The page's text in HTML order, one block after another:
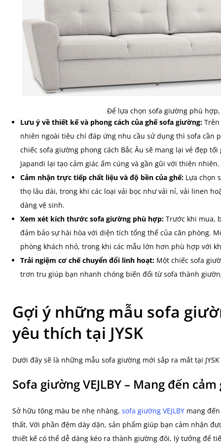
Để lựa chọn sofa giường phù
Lưu ý về thiết kế và phong cách của ghế sofa giường:
nhiên ngoài tiêu chí đáp ứng nhu cầu sử dụng thì sofa cần
chiếc sofa giường phong cách Bắc Âu sẽ mang lại vẻ đẹp
Japandi lại tạo cảm giác ấm cúng và gần gũi với thiên nhiên.
Cảm nhận trực tiếp chất liệu và độ bền của ghế: Lựa chọn
thọ lâu dài, trong khi các loại vải bọc như vải nỉ, vải linen
dàng vệ sinh.
Xem xét kích thước sofa giường phù hợp: Trước khi mua,
đảm bảo sự hài hòa với diện tích tổng thể của căn phòng.
phòng khách nhỏ, trong khi các mẫu lớn hơn phù hợp với
Trải ngiệm cơ chế chuyển đổi linh hoạt: Một chiếc sofa
trơn tru giúp bạn nhanh chóng biến đổi từ sofa thành
Gợi ý những mẫu sofa
yêu thích tại JYSK
Dưới đây sẽ là những mẫu sofa giường mới sắp ra mắt tại
Sofa giường VEJLBY – Mang đến
Sở hữu tông màu be nhẹ nhàng, sofa giường VEJLBY mang
thất. Với phần đệm dày dặn, sản phẩm giúp bạn cảm nhận
thiết kế có thể dễ dàng kéo ra thành giường đôi, lý tưởng để